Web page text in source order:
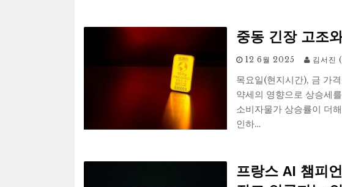
중동 긴장 고조
12 6월 2025 김서
목요일(현지시간), 금 가
약세의 영향으로 상승세
소비자물가 상승률이 더
인하…
프랑스 AI 챔피